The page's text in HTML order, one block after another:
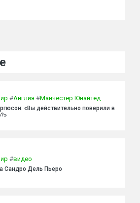
#Англия #Манчестер Юнайтед
«Вы действительно поверили в
#видео
Сандро Дель Пьеро